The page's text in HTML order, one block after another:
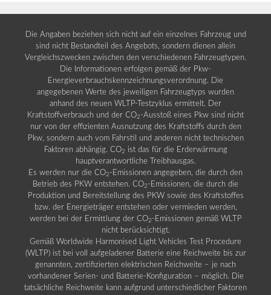
Die Angaben beziehen sich nicht auf ein einzelnes Fahrzeug und
sind nicht Bestandteil des Angebots, sondern dienen allein
Vergleichszwecken zwischen den verschiedenen Fahrzeugtypen.
Die Informationen erfolgen gemäß der Pkw-
Energieverbrauchskennzeichnungsverordnung. Die
angegebenen Werte des jeweiligen Fahrzeugtyps wurden
anhand des neuen WLTP-Testzyklus ermittelt. Der
Kraftstoffverbrauch und der CO2 -Ausstoß eines Pkw sind nicht
nur von der effizienten Ausnutzung des Kraftstoffs durch den
Pkw, sondern auch vom Fahrstil und anderen nicht technischen
Faktoren abhängig. CO2 ist das für die Erderwärmung
hauptverantwortliche Treibhausgas.
Es werden nur die CO2 -Emissionen angegeben, die durch den
Betrieb des PKW entstehen. CO2 -Emissionen, die durch die
Produktion und Bereitstellung des PKW sowie des Kraftstoffes
bzw. der Energieträger entstehen oder vermieden werden,
werden bei der Ermittlung der CO2 -Emissionen gemäß WLTP
nicht berücksichtigt.
Gemäß Worldwide Harmonised Light Vehicles Test Procedure
(WLTP) ist bei voll aufgeladener Batterie eine Reichweite bis zur
genannten, zertifizierten elektrischen Reichweite – je nach
vorhandener Serien- und Batterie-Konfiguration – möglich. Die
tatsächliche Reichweite kann aufgrund unterschiedlicher Faktoren